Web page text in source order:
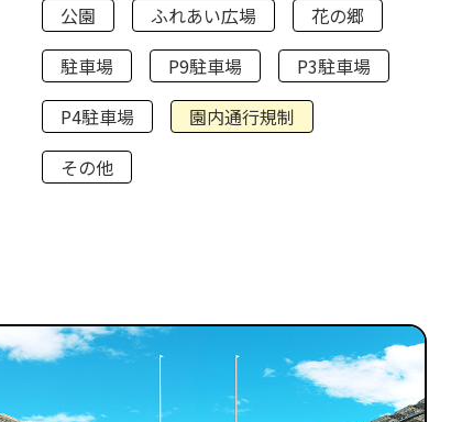
公園
ふれあい広場
花の郷
駐車場
P9駐車場
P3駐車場
P4駐車場
園内通行規制
その他